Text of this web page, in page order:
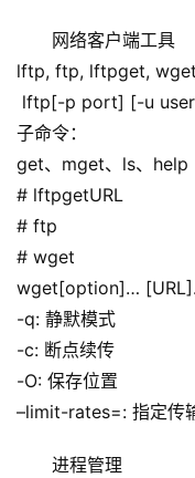
网络客户端工具
lftp, ftp, lftpget, wget
lftp[-p port] [-u
子命令：
get、mget、ls、help
# lftpgetURL
# ftp
# wget
wget[option]…
-q: 静默模式
-c: 断点续传
-O: 保存位置
–limit-rates=: 指定传
进程管理